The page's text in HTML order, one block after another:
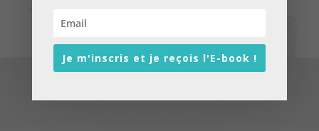
Je m'inscris et je reçois l'E-book !